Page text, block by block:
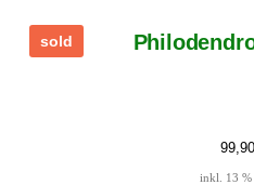
sold
99,90
inkl. 13 %